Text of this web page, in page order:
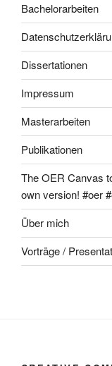
Bachelorarbeiten
Dissertationen
Impressum
Masterarbeiten
Publikationen
The OER Canvas
own version! #oer
Über mich
Vorträge /